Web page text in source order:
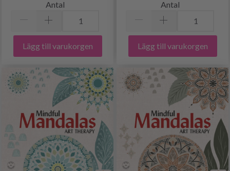
Antal
Lägg till varukorgen
Antal
Lägg till varukorgen